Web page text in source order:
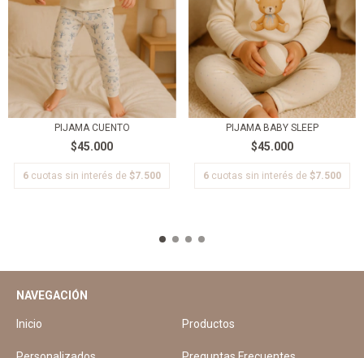
PIJAMA CUENTO
$45.000
6 cuotas sin interés de$7.500
PIJAMA BABY SLEEP
$45.000
6 cuotas sin interés de $7.500
NAVEGACIÓN
Inicio Productos